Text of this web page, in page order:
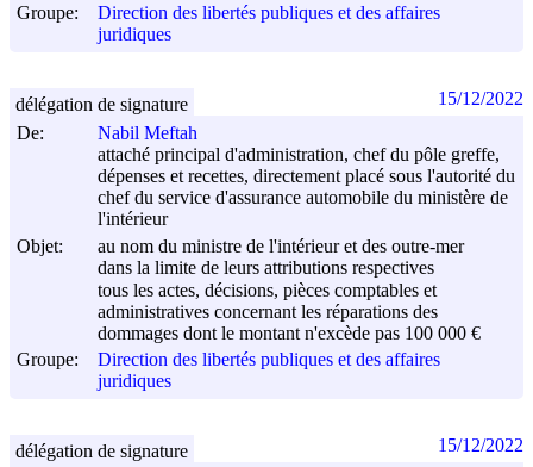
Groupe:
Direction des libertés publiques et des affaires
juridiques
De:
Nabil Meftah
attaché principal d'administration, chef du pôle greffe,
dépenses et recettes, directement placé sous l'autorité du
chef du service d'assurance automobile du ministère de
l'intérieur
Objet:
au nom du ministre de l'intérieur et des outre-mer
dans la limite de leurs attributions respectives
tous les actes, décisions, pièces comptables et
administratives concernant les réparations des
dommages dont le montant n'excède pas 100 000 €
Groupe:
Direction des libertés publiques et des affaires
juridiques
délégation de signature 15/12/2022
délégation de signature 15/12/2022